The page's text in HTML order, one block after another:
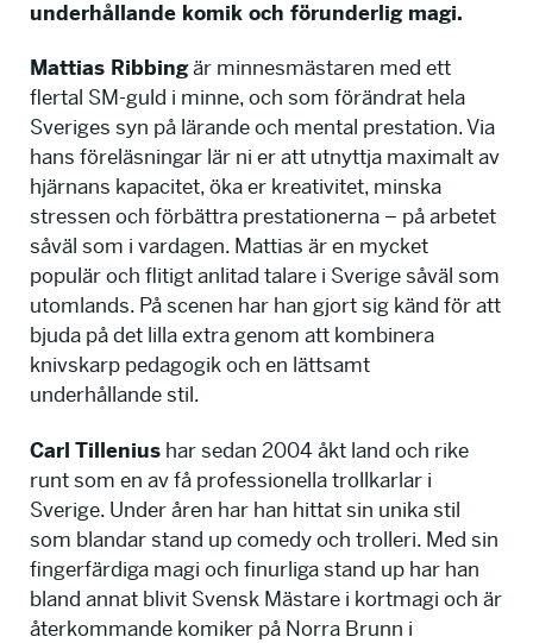
underhållande komik och förunderlig magi.
Mattias Ribbingär minnesmästaren med ett
flertal SM-guld i minne, och som förändrat hela
Sveriges syn på lärande och mental prestation. Via
hans föreläsningar lär ni er att utnyttja maximalt av
hjärnans kapacitet, öka er kreativitet, minska
stressen och förbättra prestationerna – på arbetet
såväl som i vardagen. Mattias är en mycket
populär och flitigt anlitad talare i Sverige såväl som
utomlands. På scenen har han gjort sig känd för att
bjuda på det lilla extra genom att kombinera
knivskarp pedagogik och en lättsamt
underhållande stil.
Carl Tillenius har sedan 2004 åkt land och rike
runt som en av få professionella trollkarlar i
Sverige. Under åren har han hittat sin unika stil
som blandar stand up comedy och trolleri. Med sin
fingerfärdiga magi och finurliga stand up har han
bland annat blivit Svensk Mästare i kortmagi och är
återkommande komiker på Norra Brunn i